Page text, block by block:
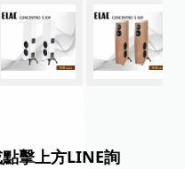
擊上方LINE詢